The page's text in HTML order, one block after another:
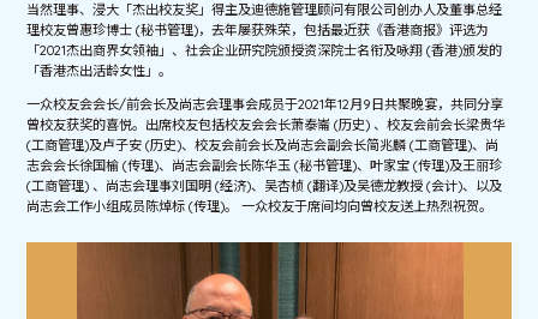
当然理事、浸大「杰出校友奖」得主及迪德施管理顾问有限公司创办人及董事总经
理校友曾惠珍博士 (秘书管理)，去年屡获殊荣，包括最近获《香港商报》评选为
「2021杰出商界女领袖」、社会企业研究院颁授资深院士名衔及咏翔 (香港)颁发的
「香港杰出活龄女性」。
一众校友会会长/前会长及尚志会理事会成员于2021年12月9日共聚晚宴，共同分享
曾校友获奖的喜悦。出席校友包括校友会会长萧泰崙 (历史) 、校友会前会长梁贵华
(工商管理)及卢子安 (历史)、校友会前会长及尚志会副会长简兆麟 (工商管理)、尚
志会会长徐国榆 (传理)、尚志会副会长陈华玉 (秘书管理)、叶家宝 (传理)及王丽珍
(工商管理) 、尚志会理事刘国明 (经济)、吴杏桢 (翻译)及吴德龙教授 (会计)、以及
尚志会工作小组成员陈焯标 (传理)。 一众校友于席间均向曾校友送上热烈祝贺。